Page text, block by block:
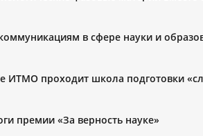
в сфере науки и
ИТМО проходит школа подготовки
премии «За верность науке»